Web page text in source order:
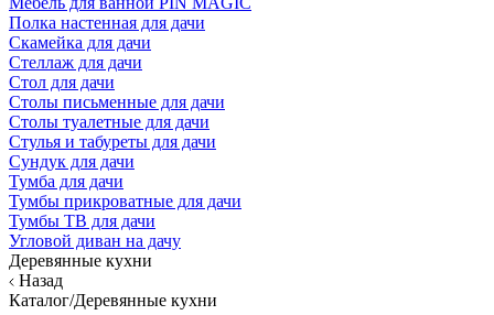
Полка настенная для дачи
Скамейка для дачи
Стеллаж для дачи
Стол для дачи
Столы письменные для дачи
Столы туалетные для дачи
Стулья и табуреты для дачи
Сундук для дачи
Тумба для дачи
Тумбы прикроватные для дачи
Тумбы ТВ для дачи
Угловой диван на дачу
Деревянные кухни
Назад
Каталог/Деревянные кухни